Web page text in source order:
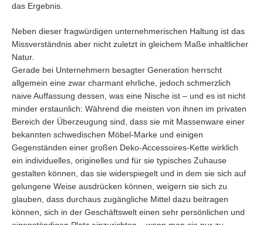
das Ergebnis.
Neben dieser fragwürdigen unternehmerischen Haltung ist das
Missverständnis aber nicht zuletzt in gleichem Maße inhaltlicher
Natur.
Gerade bei Unternehmern besagter Generation herrscht
allgemein eine zwar charmant ehrliche, jedoch schmerzlich
naive Auffassung dessen, was eine Nische ist – und es ist nicht
minder erstaunlich: Während die meisten von ihnen im privaten
Bereich der Überzeugung sind, dass sie mit Massenware einer
bekannten schwedischen Möbel-Marke und einigen
Gegenständen einer großen Deko-Accessoires-Kette wirklich
ein individuelles, originelles und für sie typisches Zuhause
gestalten können, das sie widerspiegelt und in dem sie sich auf
gelungene Weise ausdrücken können, weigern sie sich zu
glauben, dass durchaus zugängliche Mittel dazu beitragen
können, sich in der Geschäftswelt einen sehr persönlichen und